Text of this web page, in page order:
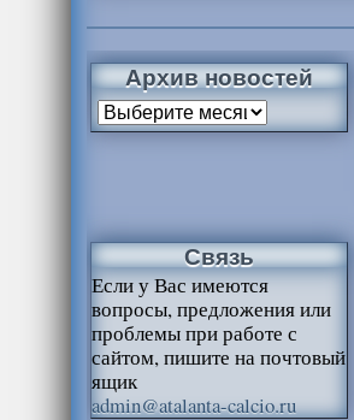
Архив новостей
Связь
Если у Вас имеются
вопросы, предложения или
проблемы при работе с
сайтом, пишите на почтовый
ящик
admin@atalanta-calcio.ru